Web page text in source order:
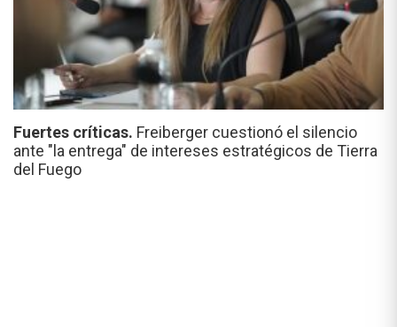
Fuertes críticas. Freiberger cuestionó el silencio
ante "la entrega" de intereses estratégicos de Tierra
del Fuego